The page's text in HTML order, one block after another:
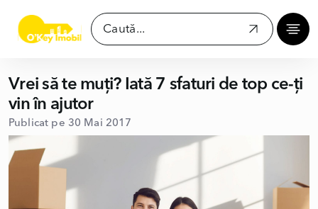
Vrei să te muți? Iată 7 sfaturi de top ce-ți
vin în ajutor
Publicat pe 30 Mai 2017